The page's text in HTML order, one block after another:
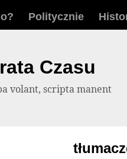
Politycznie
Czasu
volant, scripta manent